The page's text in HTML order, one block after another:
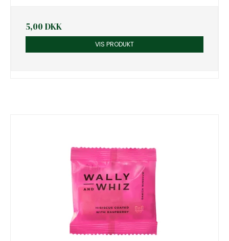
5,00 DKK
VIS PRODUKT